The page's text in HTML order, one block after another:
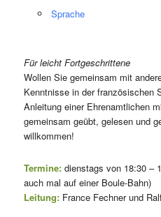
Sprache
Für leicht Fortgeschrittene
Wollen Sie gemeinsam mit
Kenntnisse in der französischen
Anleitung einer Ehrenamtlichen
gemeinsam geübt, gelesen und
willkommen!
Termine:dienstags von 18:30 –
auch mal auf einer Boule-Bahn)
Leitung:France Fechner und